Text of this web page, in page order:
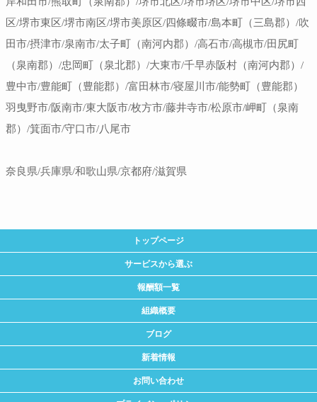
区/堺市東区/堺市南区/堺市美原区/四條畷市/島本町（三島郡）/吹
田市/摂津市/泉南市/太子町（南河内郡）/高石市/高槻市/田尻町
（泉南郡）/忠岡町（泉北郡）/大東市/千早赤阪村（南河内郡）/
豊中市/豊能町（豊能郡）/富田林市/寝屋川市/能勢町（豊能郡）
羽曳野市/阪南市/東大阪市/枚方市/藤井寺市/松原市/岬町（泉南
郡）/箕面市/守口市/八尾市
奈良県/兵庫県/和歌山県/京都府/滋賀県
トップページ
サービスから選ぶ
報酬額一覧
組織概要
ブログ
新着情報
お問い合わせ